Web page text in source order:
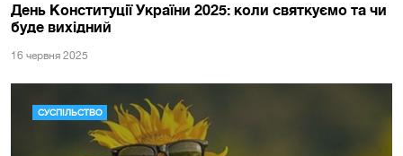
День Конституції України 2025: коли святкуємо та чи
буде вихідний
16 червня 2025
СУСПІЛЬСТВО